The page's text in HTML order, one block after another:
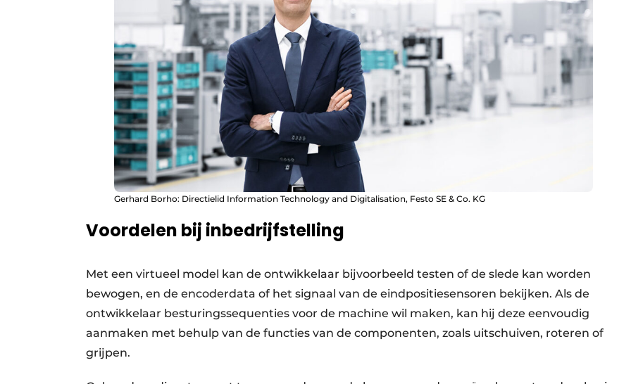
Gerhard Borho: Directielid Information Technology and Digitalisation, Festo SE & Co. KG
Voordelen bij inbedrijfstelling
Met een virtueel model kan de ontwikkelaar bijvoorbeeld testen of de slede kan worden
bewogen, en de encoderdata of het signaal van de eindpositiesensoren bekijken. Als de
ontwikkelaar besturingssequenties voor de machine wil maken, kan hij deze eenvoudig
aanmaken met behulp van de functies van de componenten, zoals uitschuiven, roteren of
grijpen.